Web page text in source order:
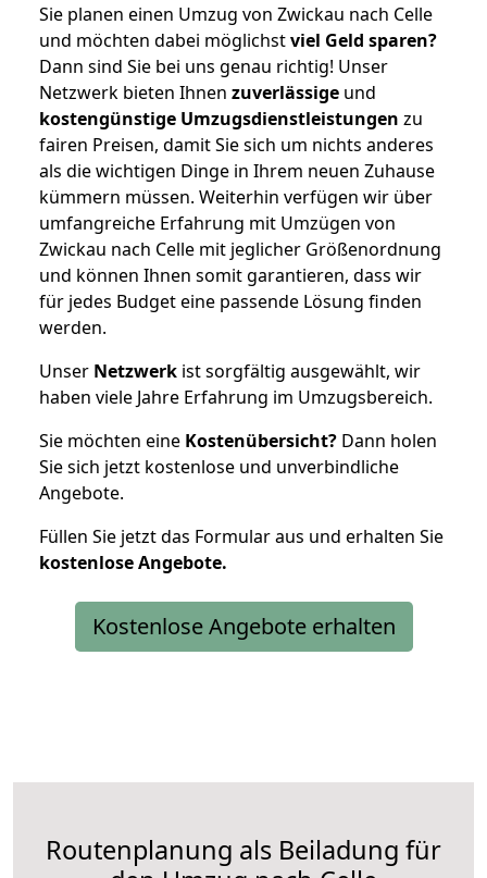
Sie planen einen Umzug von Zwickau nach Celle
und möchten dabei möglichstviel Geld sparen?
Dann sind Sie bei uns genau richtig! Unser
Netzwerk bieten Ihnen zuverlässige und
kostengünstige Umzugsdienstleistungen zu
fairen Preisen, damit Sie sich um nichts anderes
als die wichtigen Dinge in Ihrem neuen Zuhause
kümmern müssen. Weiterhin verfügen wir über
umfangreiche Erfahrung mit Umzügen von
Zwickau nach Celle mit jeglicher Größenordnung
und können Ihnen somit garantieren, dass wir
für jedes Budget eine passende Lösung finden
werden.
Unser Netzwerk ist sorgfältig ausgewählt, wir
haben viele Jahre Erfahrung im Umzugsbereich.
Sie möchten eine Kostenübersicht? Dann holen
Sie sich jetzt kostenlose und unverbindliche
Angebote.
Füllen Sie jetzt das Formular aus und erhalten Sie
kostenloseAngebote.
Kostenlose Angebote erhalten
Routenplanung als Beiladung für